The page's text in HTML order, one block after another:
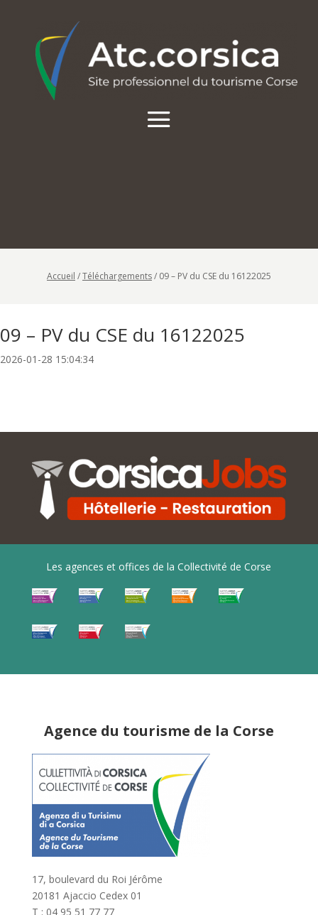
Accueil /Téléchargements/ 09 – PV du CSE du 16122025
09 – PV du CSE du 16122025
2026-01-28 15:04:34
Les agences et offices de la Collectivité de Corse
Agence du tourisme de la Corse
17, boulevard du Roi Jérôme
20181 Ajaccio Cedex 01
T : 04 95 51 77 77